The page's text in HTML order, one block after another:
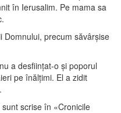
în Ierusalim. Pe mama sa
Domnului, precum săvârşise
a desfiinţat-o şi poporul
pe înălţimi. El a zidit
scrise în «Cronicile